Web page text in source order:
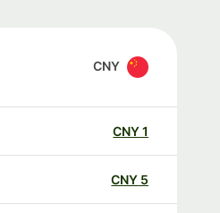
CNY
CNY
CNY